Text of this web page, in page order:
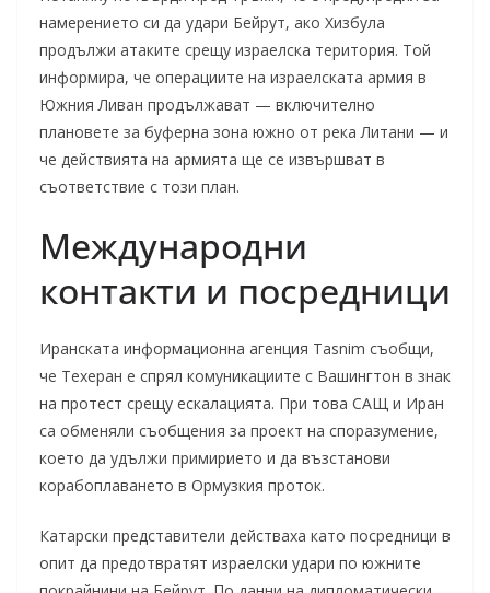
намерението си да удари Бейрут, ако Хизбула
продължи атаките срещу израелска територия. Той
информира, че операциите на израелската армия в
Южния Ливан продължават — включително
плановете за буферна зона южно от река Литани — и
че действията на армията ще се извършват в
съответствие с този план.
Международни
контакти и посредници
Иранската информационна агенция Tasnim съобщи,
че Техеран е спрял комуникациите с Вашингтон в знак
на протест срещу ескалацията. При това САЩ и Иран
са обменяли съобщения за проект на споразумение,
което да удължи примирието и да възстанови
корабоплаването в Ормузкия проток.
Катарски представители действаха като посредници в
опит да предотвратят израелски удари по южните